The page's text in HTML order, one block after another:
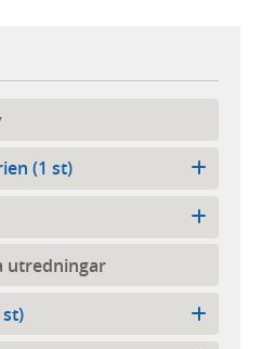
(1 st)
utredningar